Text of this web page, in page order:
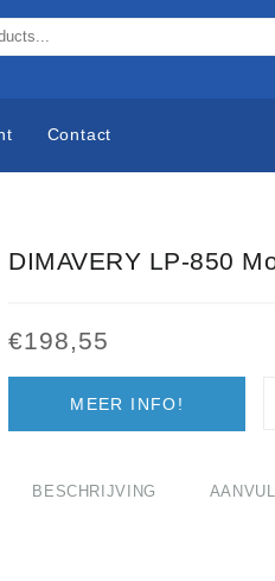
Contact
DIMAVERY LP-850
€198,55
MEER INFO!
BESCHRIJVING